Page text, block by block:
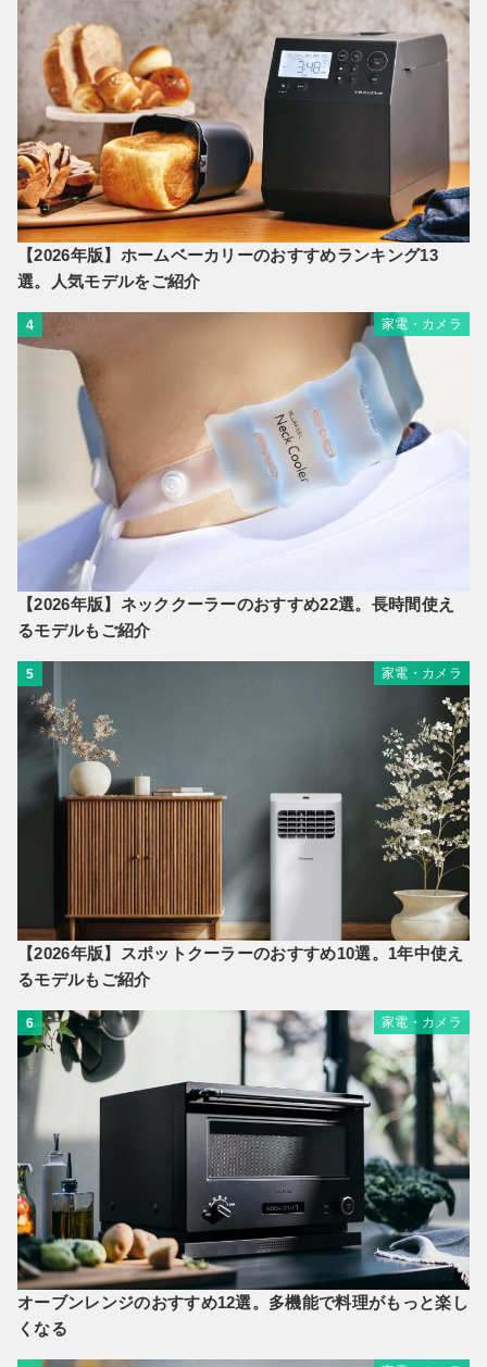
【2026年版】ホームベーカリーのおすすめランキング13
選。人気モデルをご紹介
4 家電・カメラ
【2026年版】ネッククーラーのおすすめ22選。長時間使え
るモデルもご紹介
5 家電・カメラ
【2026年版】スポットクーラーのおすすめ10選。1年中使え
るモデルもご紹介
6 家電・カメラ
オーブンレンジのおすすめ12選。多機能で料理がもっと楽し
くなる